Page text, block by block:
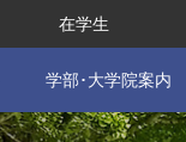
在学生
学部･大学院案内